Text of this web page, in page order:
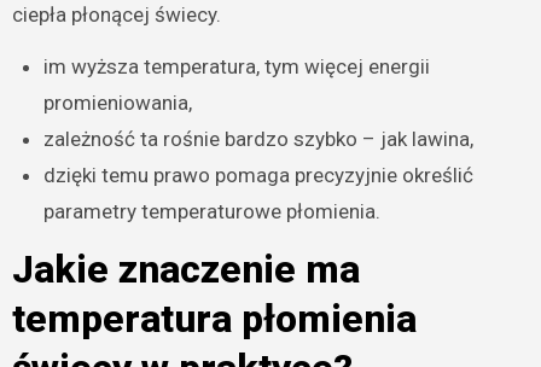
ciepła płonącej świecy.
im wyższa temperatura, tym więcej energii
promieniowania,
zależność ta rośnie bardzo szybko – jak lawina,
dzięki temu prawo pomaga precyzyjnie określić
parametry temperaturowe płomienia.
Jakie znaczenie ma
temperatura płomienia